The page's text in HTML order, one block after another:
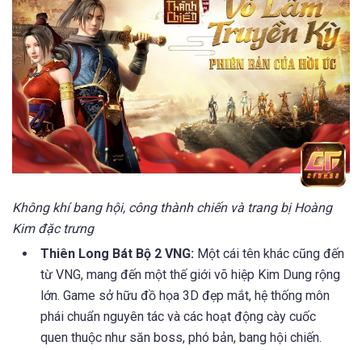
Không khí bang hội, công thành chiến và trang bị Hoàng
Kim đặc trưng
Thiên Long Bát Bộ 2 VNG: Một cái tên khác cũng đến
từ VNG, mang đến một thế giới võ hiệp Kim Dung rộng
lớn. Game sở hữu đồ họa 3D đẹp mắt, hệ thống môn
phái chuẩn nguyên tác và các hoạt động cày cuốc
quen thuộc như săn boss, phó bản, bang hội chiến.